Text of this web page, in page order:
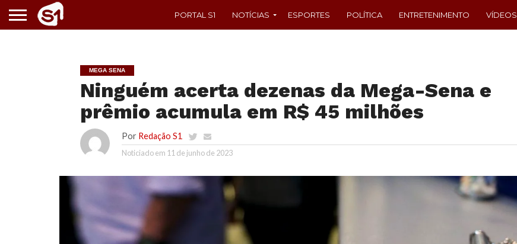
PORTAL S1 NOTÍCIAS ESPORTES POLÍTICA ENTRETENIMENTO VÍDEOS
MEGA SENA
Ninguém acerta dezenas da Mega-Sena e
prêmio acumula em R$ 45 milhões
Por Redação S1
Noticiado em 11 de junho de 2023